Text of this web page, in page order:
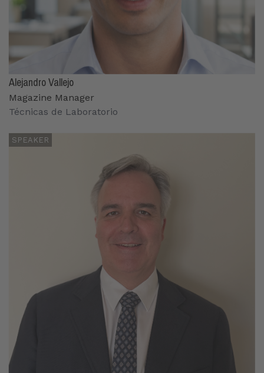
Alejandro Vallejo
Magazine Manager
Técnicas de Laboratorio
SPEAKER